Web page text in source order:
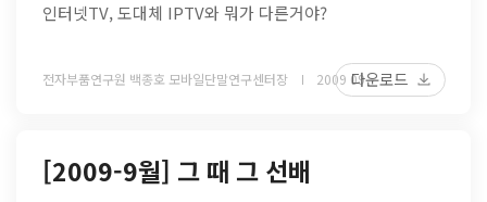
인터넷TV, 도대체 IPTV와 뭐가 다른거야?
전자부품연구원 백종호 모바일단말연구센터장 2009 09다운로드
[2009-9월] 그 때 그 선배